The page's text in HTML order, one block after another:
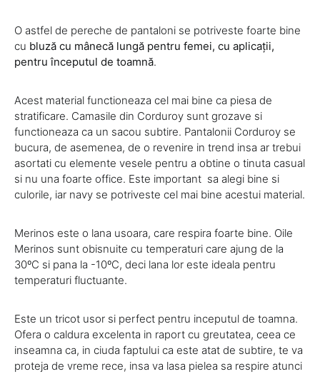
O astfel de pereche de pantaloni se potriveste foarte bine
cu bluză cu mânecă lungă pentru femei, cu aplicații,
pentru începutul de toamnă.
Acest material functioneaza cel mai bine ca piesa de
stratificare. Camasile din Corduroy sunt grozave si
functioneaza ca un sacou subtire. Pantalonii Corduroy se
bucura, de asemenea, de o revenire in trend insa ar trebui
asortati cu elemente vesele pentru a obtine o tinuta casual
si nu una foarte office. Este important sa alegi bine si
culorile, iar navy se potriveste cel mai bine acestui material.
Merinos este o lana usoara, care respira foarte bine. Oile
Merinos sunt obisnuite cu temperaturi care ajung de la
30ºC si pana la -10ºC, deci lana lor este ideala pentru
temperaturi fluctuante.
Este un tricot usor si perfect pentru inceputul de toamna.
Ofera o caldura excelenta in raport cu greutatea, ceea ce
inseamna ca, in ciuda faptului ca este atat de subtire, te va
proteja de vreme rece, insa va lasa pielea sa respire atunci